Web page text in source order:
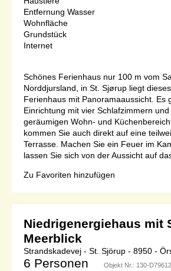
Entfernung Wasser
Wohnfläche
Grundstück
Internet
Schönes Ferienhaus nur 100 m vom
Norddjursland, in St. Sjørup liegt
Ferienhaus mit Panoramaaussicht. Es
Einrichtung mit vier Schlafzimmern und
geräumigen Wohn- und
kommen Sie auch direkt auf eine
Terrasse. Machen Sie ein Feuer im
lassen Sie sich von der Aussicht auf
Zu Favoriten hinzufügen
Niedrigenergiehaus mit
Meerblick
Strandskadevej - St. Sjörup - 8950 -
6 Personen Objekt Nr.: 130-D79612